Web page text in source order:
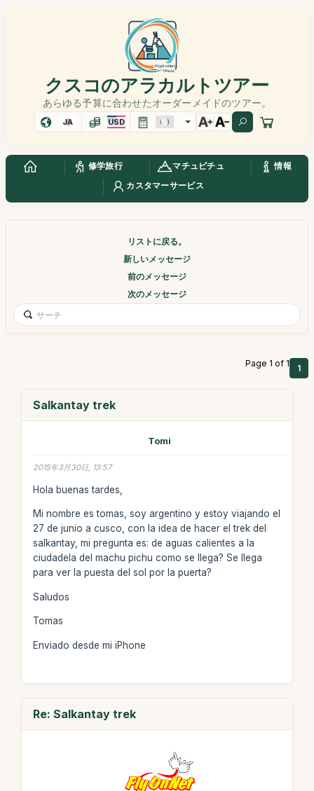
クスコのアラカルトツアー
あらゆる予算に合わせたオーダーメイドのツアー。
JA USD
修学旅行 マチュピチュ
情報
カスタマーサービス
リストに戻る。
新しいメッセージ
前のメッセージ
次のメッセージ
Page 1 of 1 1
Salkantay trek
Tomi
2015年3月30日, 13:57
Hola buenas tardes,
Mi nombre es tomas, soy argentino y estoy viajando el
27 de junio a cusco, con la idea de hacer el trek del
salkantay, mi pregunta es: de aguas calientes a la
ciudadela del machu pichu como se llega? Se llega
para ver la puesta del sol por la puerta?
Saludos
Tomas
Enviado desde mi iPhone
Re: Salkantay trek